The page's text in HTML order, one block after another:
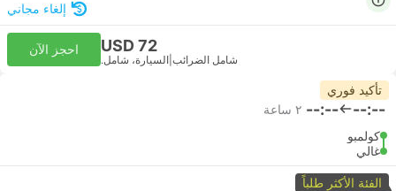
إلغاء مجاني
USD 72
شامل الضرائب السيارة، شامل.
احجز الآن
تأكيد فوري
--:--
--:-- ٢ ساعة
كولمبو
غالي
الفئة الأكثر طلباً